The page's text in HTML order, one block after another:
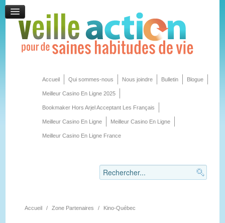
Accueil Qui sommes-nous Nous joindre Bulletin Blogue
Meilleur Casino En Ligne 2025
Bookmaker Hors Arjel Acceptant Les Français
Meilleur Casino En Ligne Meilleur Casino En Ligne
Meilleur Casino En Ligne France
Accueil / Zone Partenaires / Kino-Québec